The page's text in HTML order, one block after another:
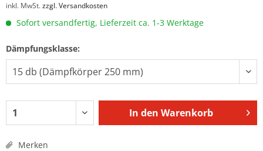
inkl. MwSt.zzgl. Versandkosten
Sofort versandfertig, Lieferzeit ca. 1-3 Werktage
Dämpfungsklasse:
In den Warenkorb
Merken